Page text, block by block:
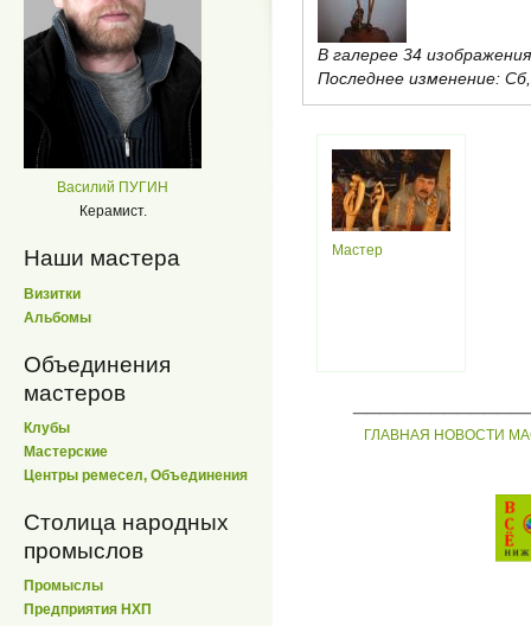
Василий ПУГИН
Керамист.
Наши мастера
Визитки
Альбомы
Объединения
мастеров
Клубы
Мастерские
Центры ремесел, Объединения
Столица народных
промыслов
Промыслы
Предприятия НХП
В галерее 34
Последнее изменение:
Мастер
ГЛАВНАЯ НОВОСТИ